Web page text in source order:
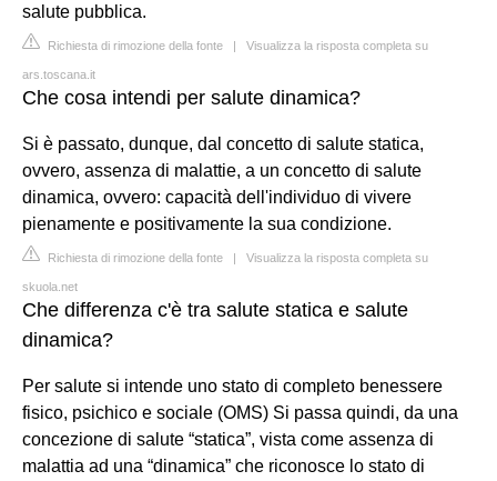
salute pubblica.
Richiesta di rimozione della fonte | Visualizza la risposta completa su
ars.toscana.it
Che cosa intendi per salute dinamica?
Si è passato, dunque, dal concetto di salute statica,
ovvero, assenza di malattie, a un concetto di salute
dinamica, ovvero: capacità dell'individuo di vivere
pienamente e positivamente la sua condizione.
Richiesta di rimozione della fonte | Visualizza la risposta completa su
skuola.net
Che differenza c'è tra salute statica e salute
dinamica?
Per salute si intende uno stato di completo benessere
fisico, psichico e sociale (OMS) Si passa quindi, da una
concezione di salute “statica”, vista come assenza di
malattia ad una “dinamica” che riconosce lo stato di